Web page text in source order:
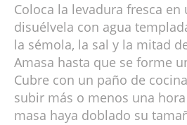
Coloca la levadura fresca
disuélvela con agua
la sémola, la sal y la mitad
Amasa hasta que se forme
Cubre con un paño de
subir más o menos una
masa haya doblado su